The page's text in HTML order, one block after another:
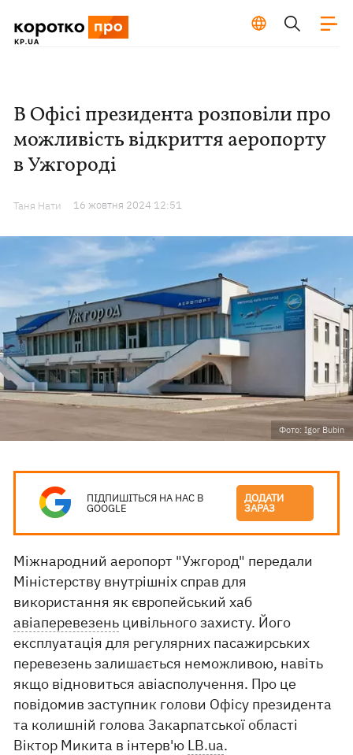
В Офісі президента розповіли про
можливість відкриття аеропорту
в Ужгороді
Таня Нати 16 жовтня 2024 12:51
Фото: Igor Bubin
ПІДПИШІТЬСЯ НА НАС В
GOOGLE
ДОДАТИ
ЗАРАЗ
Міжнародний аеропорт "Ужгород" передали
Міністерству внутрішніх справ для
використання як європейський хаб
авіаперевезень цивільного захисту. Його
експлуатація для регулярних пасажирських
перевезень залишається неможливою, навіть
якщо відновиться авіасполучення. Про це
повідомив заступник голови Офісу президента
та колишній голова Закарпатської області
Віктор Микита в інтерв'ю LB.ua.